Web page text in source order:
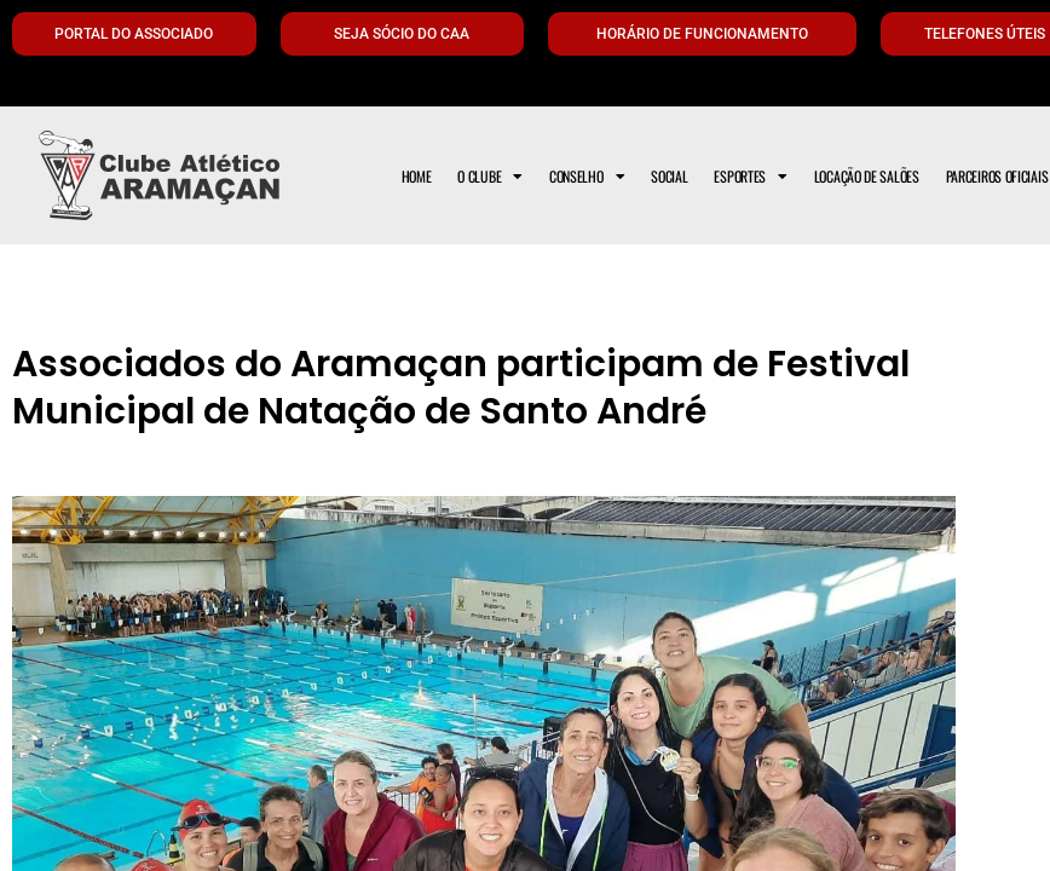
PORTAL DO ASSOCIADO SEJA SÓCIO DO CAA HORÁRIO DE FUNCIONAMENTO TELEFONES ÚTEIS
HOME O CLUBE CONSELHO SOCIAL ESPORTES LOCAÇÃO DE SALÕES PARCEIROS OFICIAIS
Associados do Aramaçan participam de Festival
Municipal de Natação de Santo André